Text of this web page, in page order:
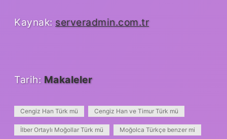
Kaynak: serveradmin.com.tr
Tarih: Makaleler
Cengiz Han Türk mü Cengiz Han ve Timur Türk mü
İlber Ortaylı Moğollar Türk mü Moğolca Türkçe benzer mi